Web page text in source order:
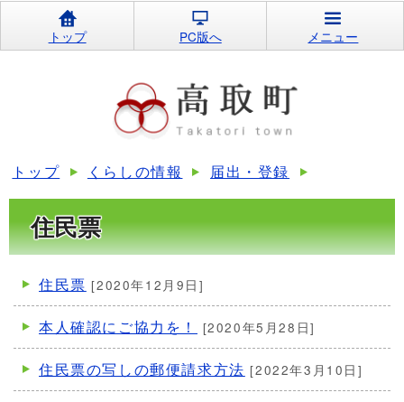
トップ PC版へ メニュー
トップ くらしの情報 届出・登録
住民票
住民票 [2020年12月9日]
本人確認にご協力を！ [2020年5月28日]
住民票の写しの郵便請求方法 [2022年3月10日]